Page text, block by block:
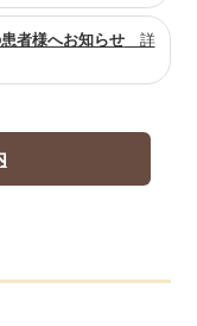
者様へお知らせ詳